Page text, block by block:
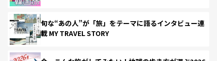
旬な“あの人”が「旅」をテーマに語るインタビュー連
載 MY TRAVEL STORY